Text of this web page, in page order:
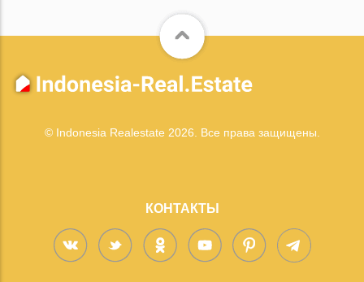
© Indonesia Realestate 2026. Все права защищены.
КОНТАКТЫ